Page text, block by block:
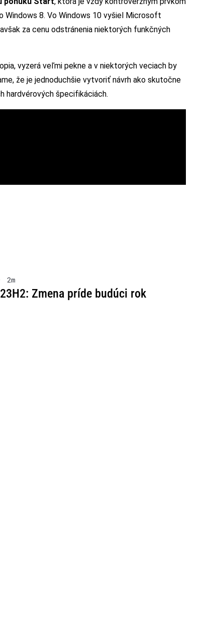
Windows 8. Vo Windows 10 vyšiel Microsoft
za cenu odstránenia niektorých funkčných
vyzerá veľmi pekne a v niektorých veciach by
že je jednoduchšie vytvoriť návrh ako skutočne
hardvérových špecifikáciách.
2m
Zmena príde budúci rok